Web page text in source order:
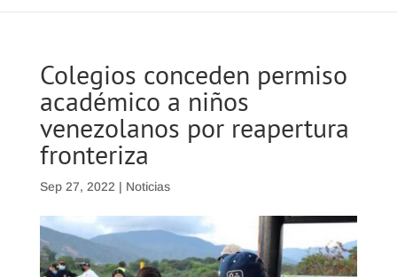
Colegios conceden permiso
académico a niños
venezolanos por reapertura
fronteriza
Sep 27, 2022 | Noticias